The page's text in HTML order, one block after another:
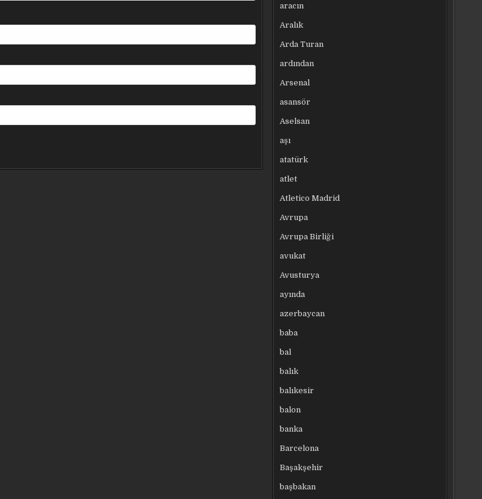
aracın
Aralık
Arda Turan
ardından
Arsenal
asansör
Aselsan
aşı
atatürk
atlet
Atletico Madrid
Avrupa
Avrupa Birliği
avukat
Avusturya
ayında
azerbaycan
baba
bal
balık
balıkesir
balon
banka
Barcelona
Başakşehir
başbakan